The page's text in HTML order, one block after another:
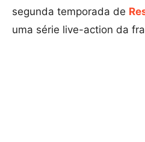
segunda temporada de
uma série live-action da